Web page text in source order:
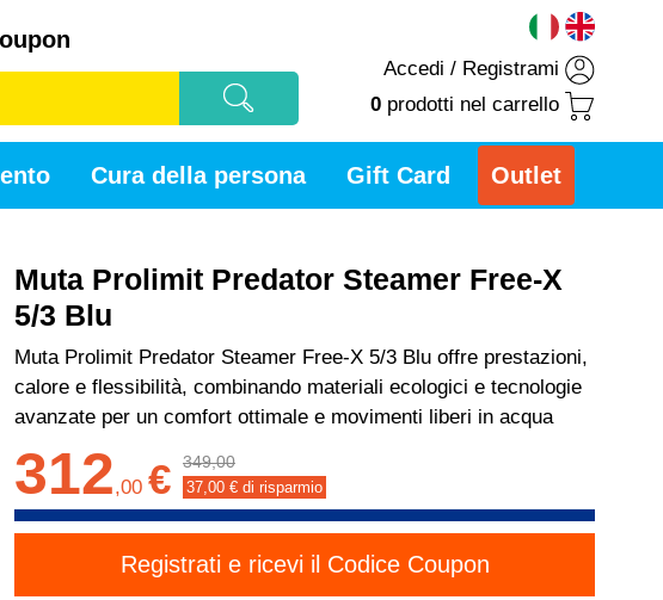
Accedi / Registrami
0 prodotti nel carrello
Cura della persona Gift Card Outlet
Muta Prolimit Predator Steamer Free-X
5/3 Blu
Muta Prolimit Predator Steamer Free-X 5/3 Blu offre prestazioni,
calore e flessibilità, combinando materiali ecologici e tecnologie
avanzate per un comfort ottimale e movimenti liberi in acqua
312,00 € 349,00
37,00 € di risparmio